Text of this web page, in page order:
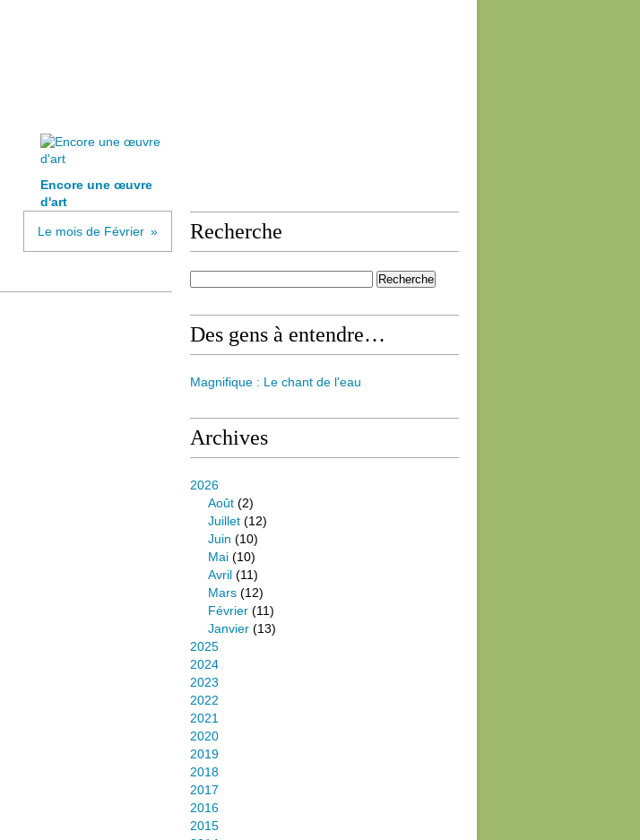
Encore une œuvre
d'art
Le mois de Février Recherche
Des gens à entendre…
Magnifique : Le chant de l'eau
Archives
2026
Août (2)
Juillet (12)
Juin (10)
Mai (10)
Avril (11)
Mars (12)
Février (11)
Janvier (13)
2025
2024
2023
2022
2021
2020
2019
2018
2017
2016
2015